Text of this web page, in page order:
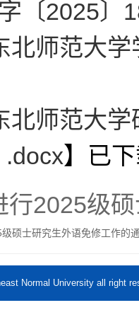
〔2025〕
北师范大
北师范大
.docx】已
行2025级
硕士研究生外语免修工作的
Normal University all